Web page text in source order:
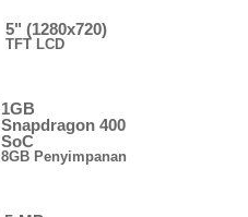
5" (1280x720)
TFT LCD
1GB
Snapdragon 400
SoC
8GB Penyimpanan